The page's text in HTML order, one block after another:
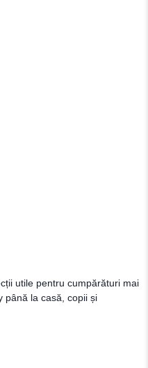
utile pentru cumpărături mai
până la casă, copii și